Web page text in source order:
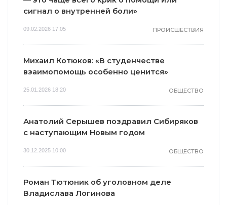
сигнал о внутренней боли»
09.02.2026 17:05 ПРОИСШЕСТВИЯ
Михаил Котюков: «В студенчестве
взаимопомощь особенно ценится»
25.01.2026 18:20 ОБЩЕСТВО
Анатолий Серышев поздравил Сибиряков
с наступающим Новым годом
30.12.2025 10:00 ОБЩЕСТВО
Роман Тютюник об уголовном деле
Владислава Логинова